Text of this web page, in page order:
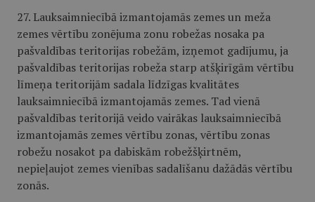
27. Lauksaimniecībā izmantojamās zemes un meža
zemes vērtību zonējuma zonu robežas nosaka pa
pašvaldības teritorijas robežām, izņemot gadījumu, ja
pašvaldības teritorijas robeža starp atšķirīgām vērtību
līmeņa teritorijām sadala līdzīgas kvalitātes
lauksaimniecībā izmantojamās zemes. Tad vienā
pašvaldības teritorijā veido vairākas lauksaimniecībā
izmantojamās zemes vērtību zonas, vērtību zonas
robežu nosakot pa dabiskām robežšķirtnēm,
nepieļaujot zemes vienības sadalīšanu dažādās vērtību
zonās.